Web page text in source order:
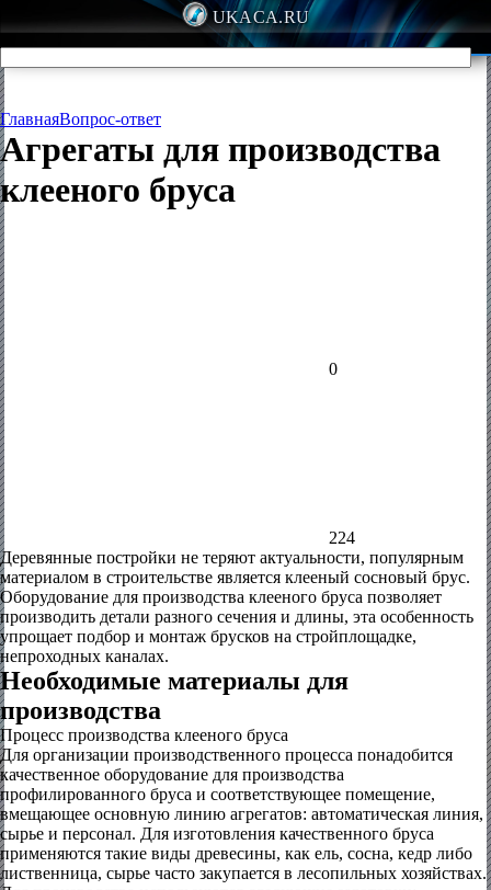
UKACA.RU
ГлавнаяВопрос-ответ
Агрегаты для производства
клееного бруса
0
224
Деревянные постройки не теряют актуальности, популярным
материалом в строительстве является клееный сосновый брус.
Оборудование для производства клееного бруса позволяет
производить детали разного сечения и длины, эта особенность
упрощает подбор и монтаж брусков на стройплощадке,
непроходных каналах.
Необходимые материалы для
производства
Процесс производства клееного бруса
Для организации производственного процесса понадобится
качественное оборудование для производства
профилированного бруса и соответствующее помещение,
вмещающее основную линию агрегатов: автоматическая линия,
сырье и персонал. Для изготовления качественного бруса
применяются такие виды древесины, как ель, сосна, кедр либо
лиственница, сырье часто закупается в лесопильных хозяйствах.